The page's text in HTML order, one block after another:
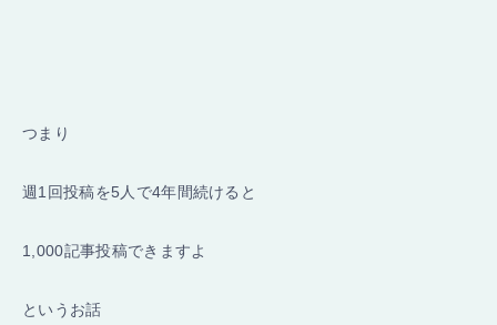
つまり
週1回投稿を5人で4年間続けると
1,000記事投稿できますよ
というお話